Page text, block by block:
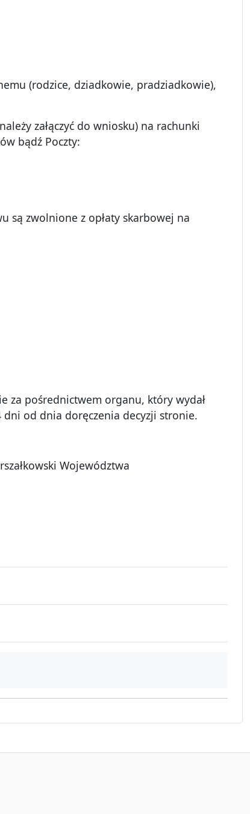
(rodzice, dziadkowie, pradziadkowie),
załączyć do wniosku) na rachunki
bądź Poczty:
są zwolnione z opłaty skarbowej na
za pośrednictwem organu, który wydał
dni od dnia doręczenia decyzji stronie.
Województwa